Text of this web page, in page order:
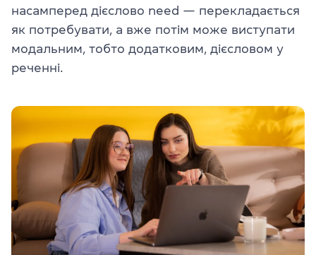
насамперед дієслово need — перекладається
як потребувати, а вже потім може виступати
модальним, тобто додатковим, дієсловом у
реченні.